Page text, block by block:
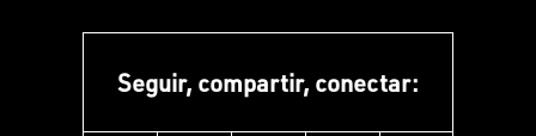
Seguir, compartir, conectar: